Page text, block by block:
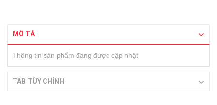
MÔ TẢ
Thông tin sản phẩm đang được cập nhật
TAB TÙY CHỈNH